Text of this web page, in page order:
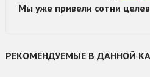
Мы уже привели сотни
РЕКОМЕНДУЕМЫЕ В ДАННОЙ